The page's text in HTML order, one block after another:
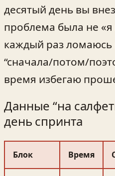
десятый день вы
проблема была не
каждый раз ломаюсь
“сначала/потом/
время избегаю
Данные “на
день спринта
Блок Время